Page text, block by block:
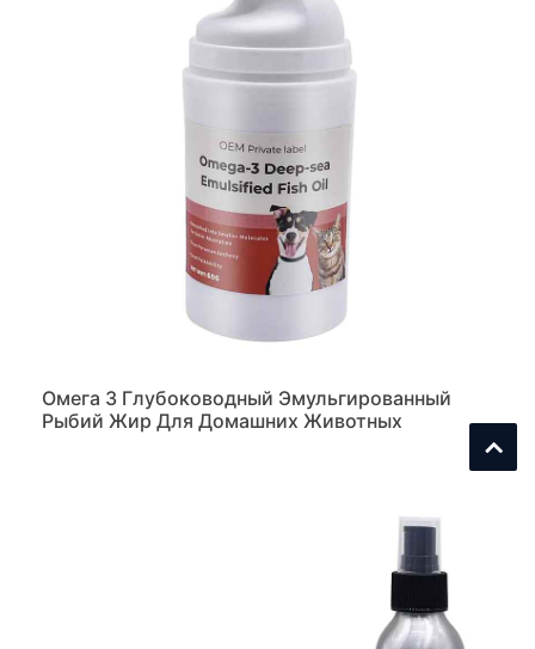
Омега 3 Глубоководный Эмульгированный
Рыбий Жир Для Домашних Животных